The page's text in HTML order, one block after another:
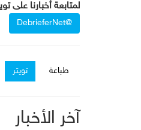
لمتابعة أخبارنا على
@DebrieferNet
طباعة تويتر
آخر الأخبار